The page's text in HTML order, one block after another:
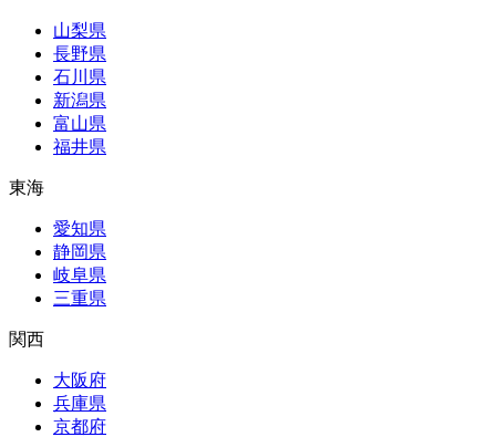
山梨県
長野県
石川県
新潟県
富山県
福井県
東海
愛知県
静岡県
岐阜県
三重県
関西
大阪府
兵庫県
京都府